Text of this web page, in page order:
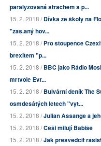
paralyzovaná strachem a p...
15. 2. 2018 /Dívka ze školy na
"zas.aný hov...
15. 2. 2018 /Pro stoupence
brexitem "p...
15. 2. 2018 /BBC jako Rádio
mrtvole Evr...
15. 2. 2018 /Bulvární deník The
osmdesátých letech "vyt...
15. 2. 2018 /Julian Assange a
15. 2. 2018 /Češi milují Babiše
15. 2. 2018 /Jak přesvědčit